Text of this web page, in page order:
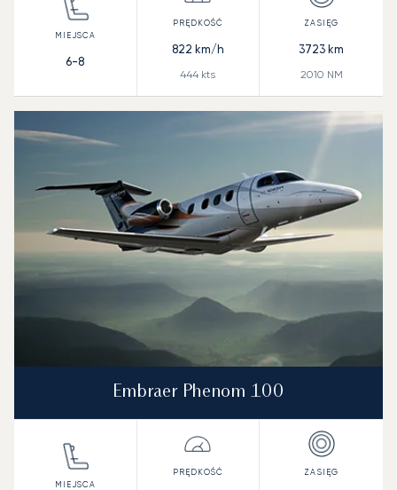
6-8
822 km/h
444 kts
3723 km
2010 NM
Embraer Phenom 100